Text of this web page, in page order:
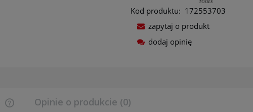
Kod produktu: 172553703
zapytaj o produkt
dodaj opinię
Opinie o produkcie (0)